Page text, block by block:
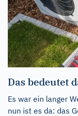
Das bedeutet
Es war ein langer
nun ist es da: das